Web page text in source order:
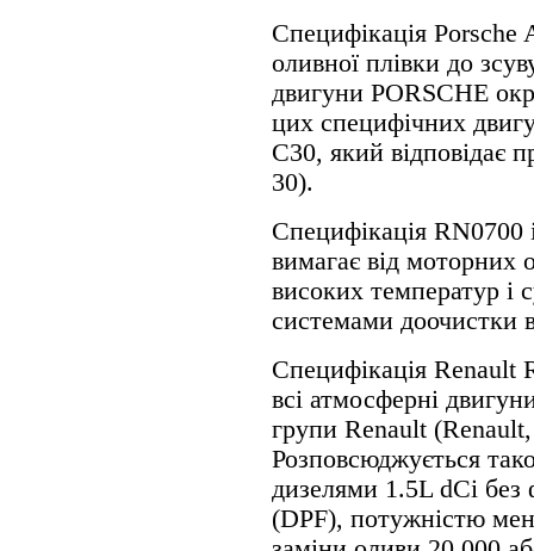
Специфікація Porsche
оливної плівки до
двигуни PORSCHE
цих специфічних
C30, який відповідає
30).
Специфікація
вимагає від моторних
високих температур і
системами доочистки
Специфікація Renault
всі атмосферні
групи Renault
Розповсюджується
дизелями 1.5L dCi без
(DPF), потужністю